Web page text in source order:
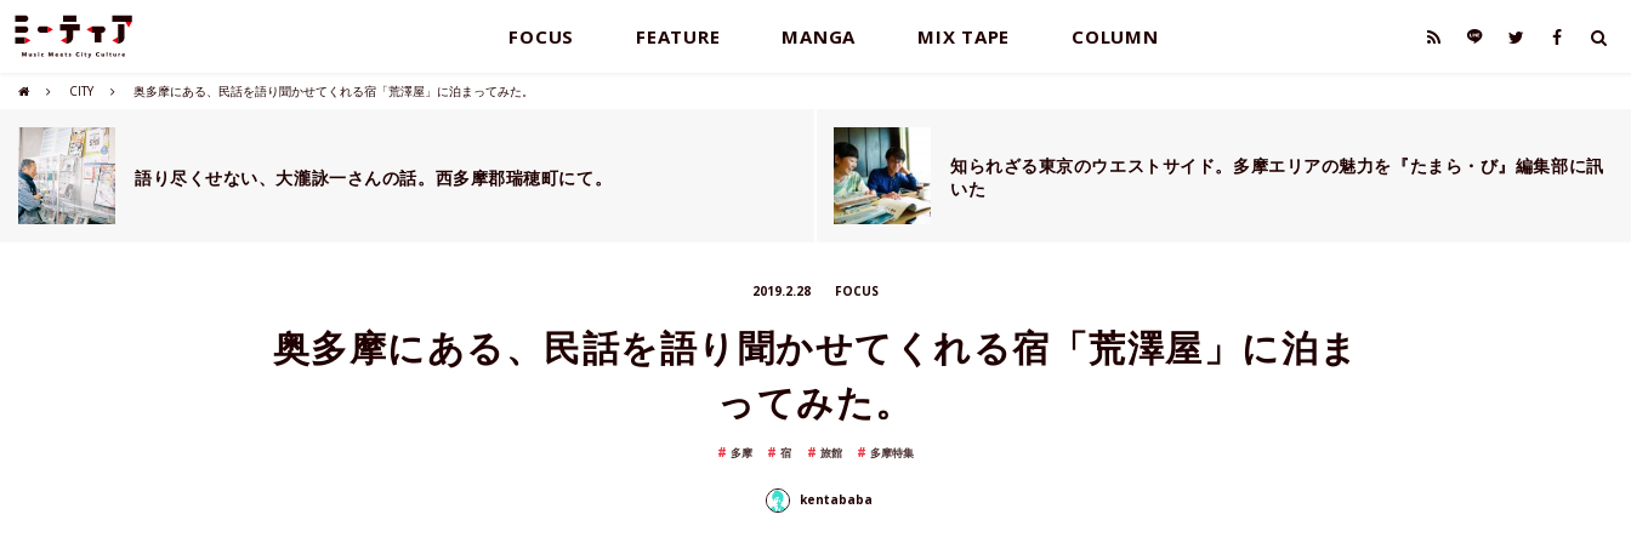
FOCUS FEATURE MANGA MIX TAPE COLUMN
CITY 奥多摩にある、民話を語り聞かせてくれる宿「荒澤屋」に泊まってみた。
語り尽くせない、大瀧詠一さんの話。西多摩郡瑞穂町にて。
知られざる東京のウエストサイド。多摩エリアの魅力を『たまら・び』編集部に訊
いた
2019.2.28 FOCUS
奥多摩にある、民話を語り聞かせてくれる宿「荒澤屋」に泊ま
ってみた。
多摩 宿 旅館 多摩特集
kentababa